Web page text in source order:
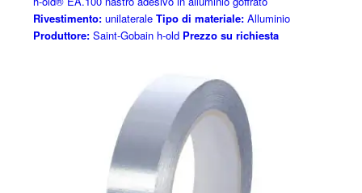
Rivestimento:unilaterale Tipo di materiale:Alluminio
Produttore:Saint-Gobain h-old Prezzo su richiesta